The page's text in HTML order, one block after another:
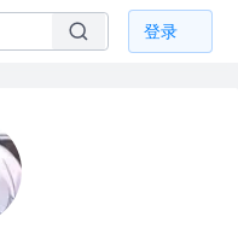
登录